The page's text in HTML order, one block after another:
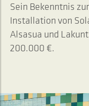
Sein Bekenntnis
Installation von
Alsasua und
200.000 €.